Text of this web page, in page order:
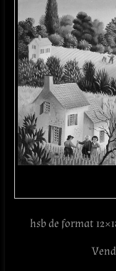
hsb de format